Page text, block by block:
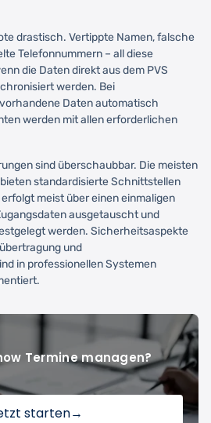
drastisch. Vertippte Namen, falsche
Telefonnummern – all diese
die Daten direkt aus dem PVS
werden. Bei
Daten automatisch
werden mit allen erforderlichen
sind überschaubbar. Die meisten
standardisierte Schnittstellen
meist über einen einmaligen
ausgetauscht und
werden. Sicherheitsaspekte
und
in professionellen Systemen
Termine managen?
starten→